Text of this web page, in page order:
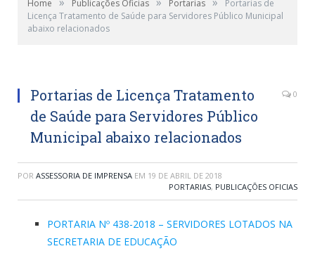
Home Publicações Oficias Portarias
Portarias de
Licença Tratamento de Saúde para Servidores Público Municipal
abaixo relacionados
Portarias de Licença Tratamento
de Saúde para Servidores Público
Municipal abaixo relacionados
0
POR ASSESSORIA DE IMPRENSA EM 19 DE ABRIL DE 2018
PORTARIAS, PUBLICAÇÕES OFICIAS
PORTARIA Nº 438-2018 – SERVIDORES LOTADOS NA
SECRETARIA DE EDUCAÇÃO